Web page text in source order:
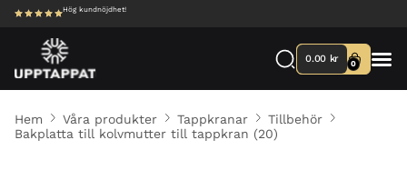
Hög kundnöjdhet!
0.00 kr 0
Hem Våra produkter Tappkranar
Tillbehör
Bakplatta till kolvmutter till tappkran (20)